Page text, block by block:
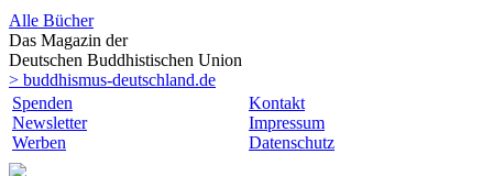
Alle Bücher
Das Magazin der
Deutschen Buddhistischen Union
> buddhismus-deutschland.de
Spenden
Newsletter
Werben
Kontakt
Impressum
Datenschutz